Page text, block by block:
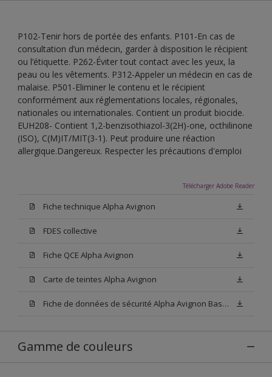
P102-Tenir hors de portée des enfants. P101-En cas de
consultation d’un médecin, garder à disposition le récipient
ou l’étiquette. P262-Éviter tout contact avec les yeux, la
peau ou les vêtements. P312-Appeler un médecin en cas de
malaise. P501-Eliminer le contenu et le récipient
conformément aux réglementations locales, régionales,
nationales ou internationales. Contient un produit biocide.
EUH208- Contient 1,2-benzisothiazol-3(2H)-one, octhilinone
(ISO), C(M)IT/MIT(3-1). Peut produire une réaction
allergique.Dangereux. Respecter les précautions d'emploi
Télécharger Adobe Reader
Fiche technique Alpha Avignon
FDES collective
Fiche QCE Alpha Avignon
Carte de teintes Alpha Avignon
Fiche de données de sécurité Alpha Avignon Base W05
Gamme de couleurs